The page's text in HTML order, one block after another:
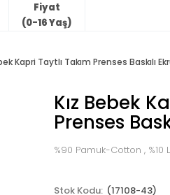
Fiyat
(0-16 Yaş)
Kapri Taytlı Takım Prenses Baskılı
Kız Bebek
Prenses
%90 Pamuk-Cotton , %10
(17108-43)